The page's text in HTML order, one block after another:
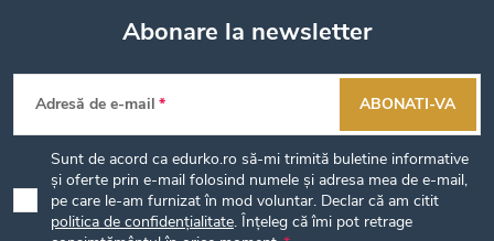
S
u
b
Abonare la newsletter
Adresă de e-mail
Sunt de acord ca edurko.ro să-mi trimită buletine informative
și oferte prin e-mail folosind numele și adresa mea de e-mail,
pe care le-am furnizat în mod voluntar. Declar că am citit
politica de confidențialitate. Înțeleg că îmi pot retrage
ABONATI-VA